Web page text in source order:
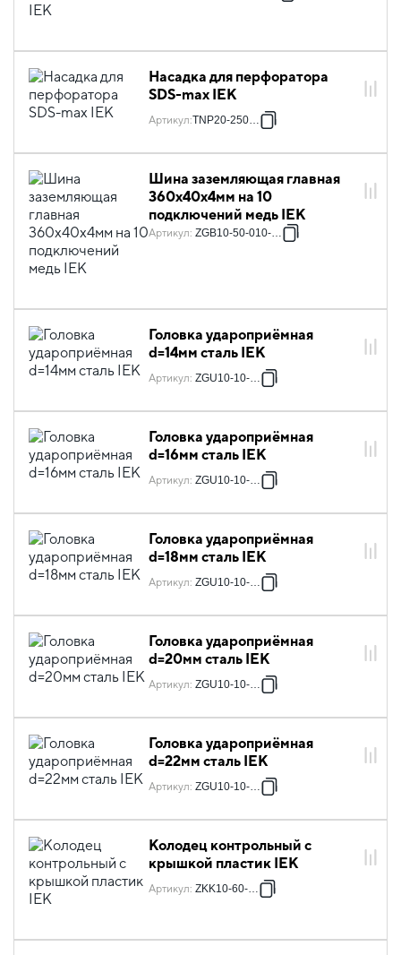
Насадка для перфоратора
SDS-max IEK
Артикул:TNP20-250-15
Шина заземляющая главная
360х40х4мм на 10
подключений медь IEK
Артикул: ZGB10-50-010-360
Головка удароприёмная
d=14мм сталь IEK
Артикул: ZGU10-10-014
Головка удароприёмная
d=16мм сталь IEK
Артикул: ZGU10-10-016
Головка удароприёмная
d=18мм сталь IEK
Артикул: ZGU10-10-018
Головка удароприёмная
d=20мм сталь IEK
Артикул: ZGU10-10-020
Головка удароприёмная
d=22мм сталь IEK
Артикул: ZGU10-10-022
Колодец контрольный с
крышкой пластик IEK
Артикул: ZKK10-60-200